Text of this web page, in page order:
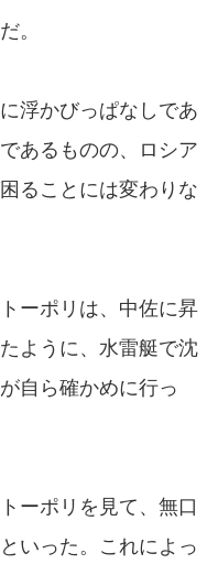
。
浮かびっぱなしであ
あるものの、ロシア
ることには変わりな
ーポリは、中佐に昇
ように、水雷艇で沈
自ら確かめに行っ
ーポリを見て、無口
いった。これによっ